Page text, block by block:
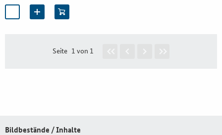
Seite 1 von 1
Bildbestände / Inhalte